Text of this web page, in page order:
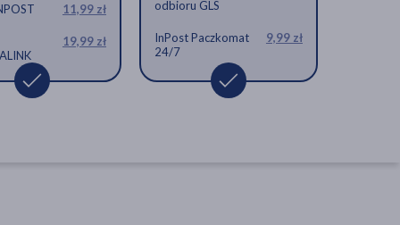
11,99 zł
19,99 zł
odbioru GLS
InPost Paczkomat
24/7
9,99 zł